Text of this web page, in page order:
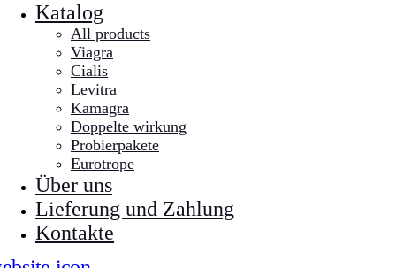
Katalog
All products
Viagra
Cialis
Levitra
Kamagra
Doppelte wirkung
Probierpakete
Eurotrope
Über uns
Lieferung und Zahlung
Kontakte